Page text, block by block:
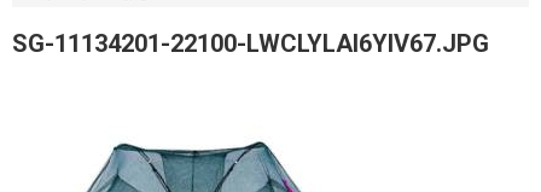
SG-11134201-22100-LWCLYLAI6YIV67.JPG